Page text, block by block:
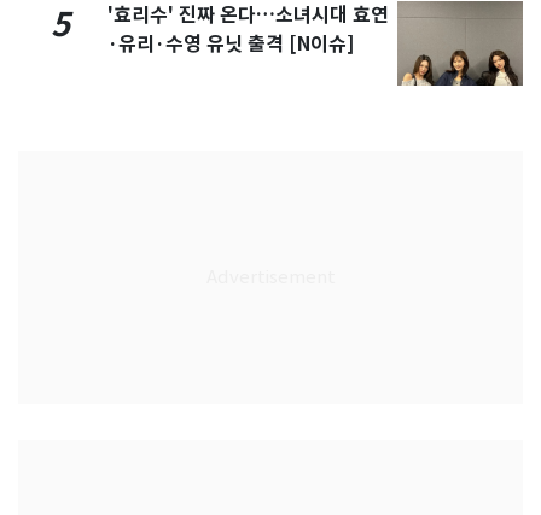
5
'효리수' 진짜 온다…소녀시대 효연
·유리·수영 유닛 출격 [N이슈]